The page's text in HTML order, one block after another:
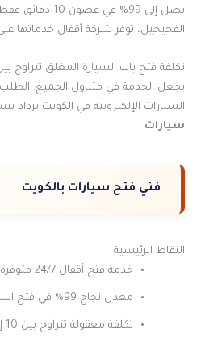
يصل إلى 99% في
الفحيحيل، توفر شركة أقفال خدماتها
يجعل الخدمة في متناول الجميع.
السيارات الإلكترونية في الكويت يزداد بنسبة 30%
سيارات .
فني فتح سيارات بالكويت
النقاط الرئيسية
خدمة فتح أقفال 24/7 متوفرة في جميع مناطق الكويت
معدل نجاح 99% في فتح السيارات خلال 10 دقائق
تكلفة معقولة تتراوح بين 10 إلى 50 دينارًا كويتيًا